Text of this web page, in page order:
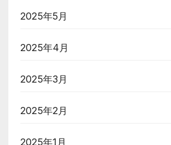
2025年5月
2025年4月
2025年3月
2025年2月
2025年1月